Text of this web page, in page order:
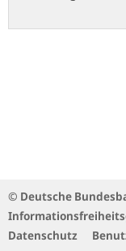
© Deutsche
Datenschutz